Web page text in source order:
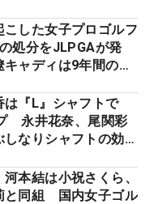
ばしギア”】
こした女子プロゴルフ
処分をJLPGAが発
ャディは9年間の立
は『L』シャフトで
永井花奈、尾関彩
しなりシャフトの効果
本結は小祝さくら、
と同組 国内女子ゴル